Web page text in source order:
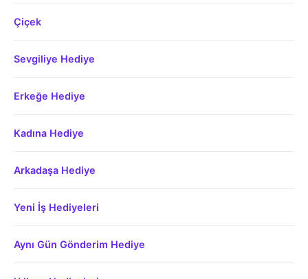
Çiçek
Sevgiliye Hediye
Erkeğe Hediye
Kadına Hediye
Arkadaşa Hediye
Yeni İş Hediyeleri
Aynı Gün Gönderim Hediye